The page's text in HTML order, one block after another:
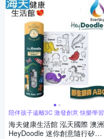
陪伴孩子遠離3C 激發創意 快樂學習
海夫健康生活館 泓天國際 澳洲
HeyDoodle 迷你創意隨行矽膠